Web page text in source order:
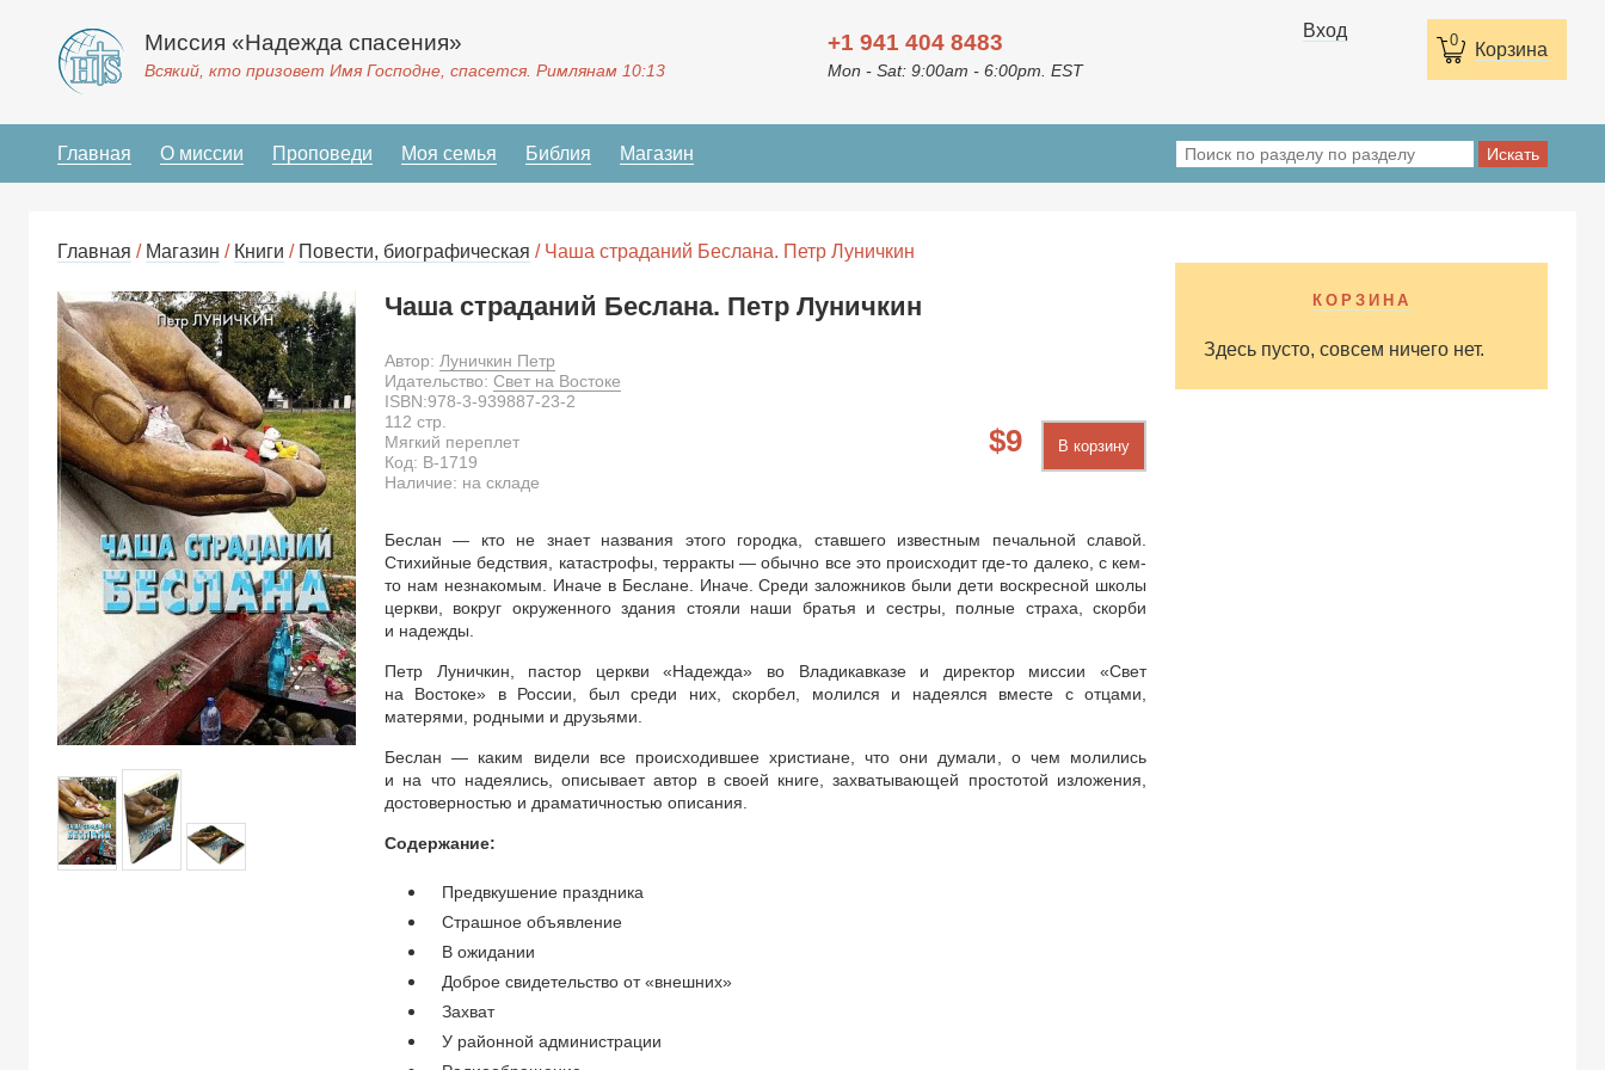
0 Корзина
Миссия «Надежда спасения»
Всякий, кто призовет Имя Господне, спасется. Римлянам 10:13
+1 941 404 8483
Mon - Sat: 9:00am - 6:00pm. EST
Вход
Главная О миссии Проповеди Моя семья Библия Магазин
Главная / Магазин / Книги / Повести, биографическая / Чаша страданий Беслана. Петр Луничкин
Чаша страданий Беслана. Петр Луничкин
Автор: Луничкин Петр
Идательство: Свет на Востоке
9 В корзину
ISBN:978-3-939887-23-2
112 стр.
Мягкий переплет
Код: B-1719
Наличие: на складе
Беслан — кто не знает названия этого городка, ставшего известным печальной славой.
Стихийные бедствия, катастрофы, терракты — обычно все это происходит где-то далеко, с кем-
то нам незнакомым. Иначе в Беслане. Иначе. Среди заложников были дети воскресной школы
церкви, вокруг окруженного здания стояли наши братья и сестры, полные страха, скорби
и надежды.
Петр Луничкин, пастор церкви «Надежда» во Владикавказе и директор миссии «Свет
на Востоке» в России, был среди них, скорбел, молился и надеялся вместе с отцами,
матерями, родными и друзьями.
Беслан — каким видели все происходившее христиане, что они думали, о чем молились
и на что надеялись, описывает автор в своей книге, захватывающей простотой изложения,
достоверностью и драматичностью описания.
Содержание:
Предвкушение праздника
Страшное объявление
В ожидании
Доброе свидетельство от «внешних»
Захват
У районной администрации
КОРЗИНА
Здесь пусто, совсем ничего нет.